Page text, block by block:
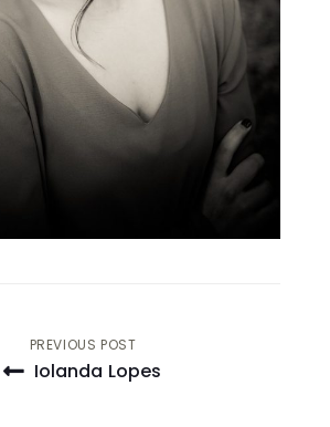
PREVIOUS POST
Iolanda Lopes